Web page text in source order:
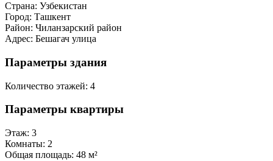
Страна: Узбекистан
Город: Ташкент
Район: Чиланзарский район
Адрес: Бешагач улица
Параметры здания
Количество этажей: 4
Параметры квартиры
Этаж: 3
Комнаты: 2
Общая площадь: 48 м²